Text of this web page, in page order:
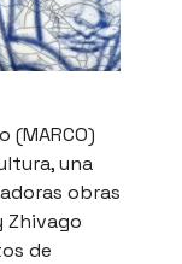
(MARCO)
una
obras
Zhivago
de